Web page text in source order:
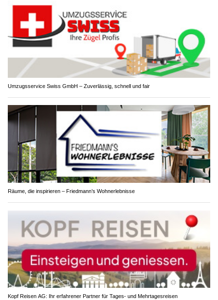
Umzugsservice Swiss GmbH – Zuverlässig, schnell und fair
Räume, die inspirieren – Friedmann’s Wohnerlebnisse
Kopf Reisen AG: Ihr erfahrener Partner für Tages- und Mehrtagesreisen